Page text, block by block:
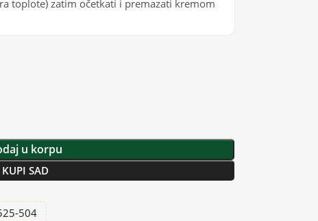
toplote) zatim očetkati i premazati kremom
u korpu
KUPI SAD
504